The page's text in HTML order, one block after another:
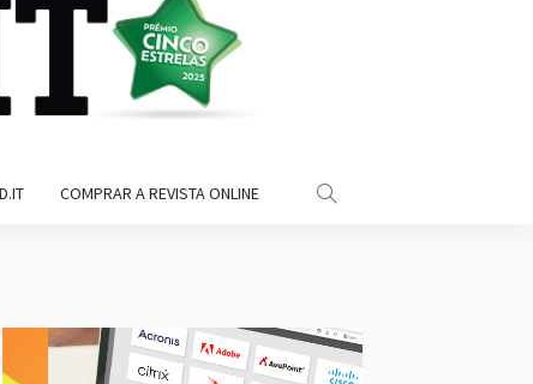
COMPRAR A REVISTA ONLINE